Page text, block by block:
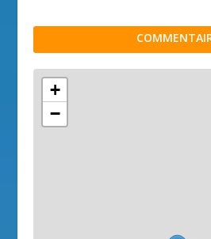
+
−